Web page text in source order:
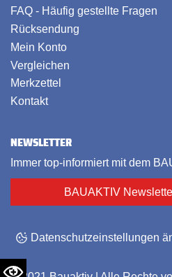
FAQ - Häufig gestellte Fragen
Rücksendung
Mein Konto
Vergleichen
Merkzettel
Kontakt
NEWSLETTER
Immer top-informiert mit dem
BAUAKTIV
Datenschutzeinstellungen